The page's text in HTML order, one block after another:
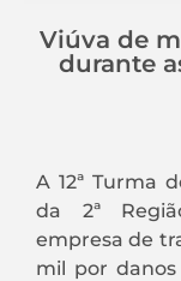
Viúva de
durante
A 12ª Turma
da 2ª
empresa de
mil por